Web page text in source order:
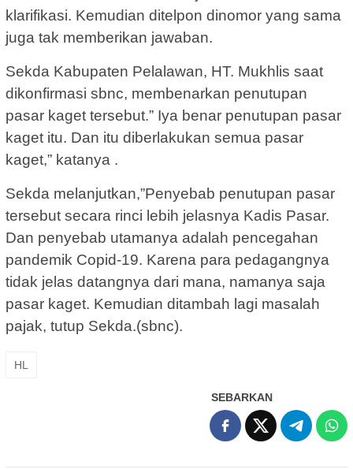
klarifikasi. Kemudian ditelpon dinomor yang sama
juga tak memberikan jawaban.
Sekda Kabupaten Pelalawan, HT. Mukhlis saat
dikonfirmasi sbnc, membenarkan penutupan
pasar kaget tersebut.” Iya benar penutupan pasar
kaget itu. Dan itu diberlakukan semua pasar
kaget,” katanya .
Sekda melanjutkan,”Penyebab penutupan pasar
tersebut secara rinci lebih jelasnya Kadis Pasar.
Dan penyebab utamanya adalah pencegahan
pandemik Copid-19. Karena para pedagangnya
tidak jelas datangnya dari mana, namanya saja
pasar kaget. Kemudian ditambah lagi masalah
pajak, tutup Sekda.(sbnc).
HL
SEBARKAN